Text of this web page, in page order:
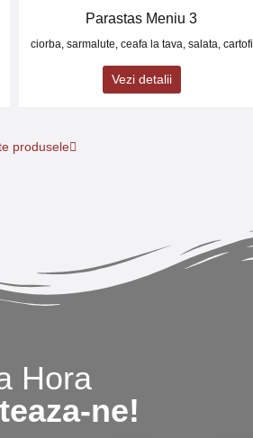
Parastas Meniu 3
ciorba, sarmalute, ceafa la tava, salata, cartofi
Vezi detalii
produsele
Hora
ne!